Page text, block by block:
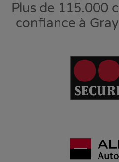
Plus de 115.000
confiance à